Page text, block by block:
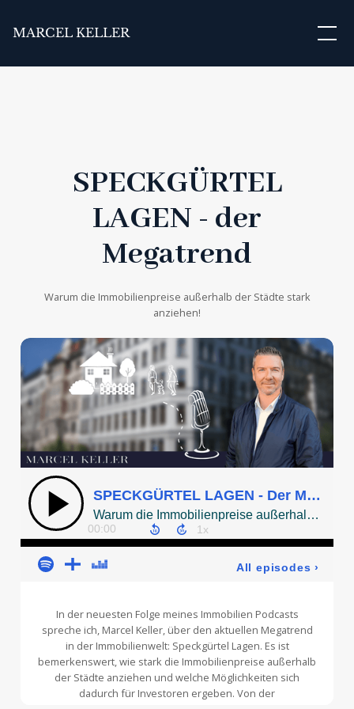
MARCEL KELLER
SPECKGÜRTEL
LAGEN - der
Megatrend
Warum die Immobilienpreise außerhalb der Städte stark
anziehen!
In der neuesten Folge meines Immobilien Podcasts
spreche ich, Marcel Keller, über den aktuellen Megatrend
in der Immobilienwelt: Speckgürtel Lagen. Es ist
bemerkenswert, wie stark die Immobilienpreise außerhalb
der Städte anziehen und welche Möglichkeiten sich
dadurch für Investoren ergeben. Von der